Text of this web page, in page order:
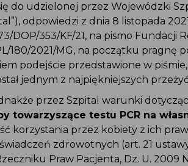
do udzielonej przez Wojewódzki
odpowiedzi z dnia 8 listopada
DOP/353/KF/21, na pismo
180/2021/MG, na początku pragnę
podejście przedstawione w
jednym z najpiękniejszych
przez Szpital warunki
towarzyszące testu PCR na
korzystania przez kobiety z ich
zdrowotnych (art. 21
Praw Pacjenta, Dz. U. 2009